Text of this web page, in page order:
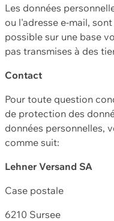
Les données
ou l'adresse e-mail,
possible sur une base
pas transmises à des
Contact
Pour toute question
de protection des
données personnelles,
comme suit:
Lehner Versand SA
Case postale
6210 Sursee